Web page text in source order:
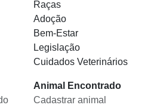
Raças
Adoção
Bem-Estar
Legislação
Cuidados Veterinários
Animal Encontrado
Cadastrar animal